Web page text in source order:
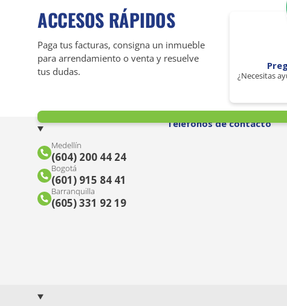
ACCESOS RÁPIDOS
Paga tus facturas, consigna un inmueble
para arrendamiento o venta y resuelve
tus dudas.
¿Necesitas
Teléfonos de contacto
Medellín
(604) 200 44 24
Bogotá
(601) 915 84 41
Barranquilla
(605) 331 92 19